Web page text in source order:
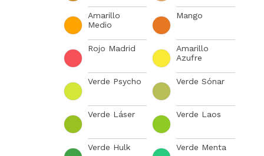
Amarillo
Medio
Mango
Rojo Madrid
Amarillo
Azufre
Verde Psycho Verde Sónar
Verde Láser Verde Laos
Verde Hulk Verde Menta